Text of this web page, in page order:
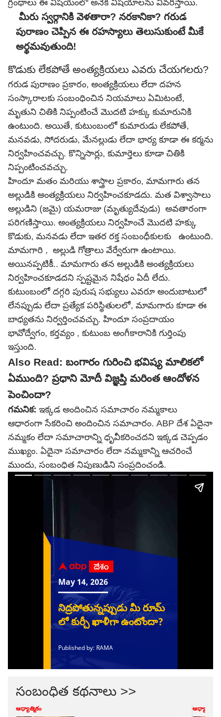
గ్రంథాలు ఈ విషయంలో అనేక విషయాలను వివరిస్తాయి.
మీరు స్వర్గానికి వెళతారా? నరకానికా? గరుడ
పురాణం చెప్పిన ఈ రహస్యాలు తెలుసుకుంటే మీకే
అర్థమవుతుంది!
కొడుకు లేకపోతే అంత్యక్రియలు ఎవరు చేయగలరు?
గరుడ పురాణం ప్రకారం, అంత్యక్రియలు లేదా దహన
సంస్కారాలకు సంబంధించిన నియమాలు ఏమిటంటే,
మృతుని చితికి నిప్పంటించే మొదటి హక్కు కుమారునికి
ఉంటుంది. అయితే, కుటుంబంలో కుమారుడు లేకపోతే,
మనవడు, సోదరుడు, మేనల్లుడు లేదా భార్య కూడా ఈ కర్మను
నిర్వహించవచ్చు. కొన్నిసార్లు, కుమార్తెలు కూడా చితికి
నిప్పంటించవచ్చు.
హిందూ మతం మరియు శాస్త్రాల ప్రకారం, మామగారు తన
అల్లుడికి అంత్యక్రియలు నిర్వహించకూడదు. మత విశ్వాసాలు
అల్లుడిని (జమై) యమరాజు (మృత్యుదేవుడు) అవతారంగా
పరిగణిస్తాయి. అంత్యక్రియలు నిర్వహించే మొదటి హక్కు
కొడుకు, మనవడు లేదా ఇతర రక్త సంబంధీకులకు ఉంటుంది.
మామగారి , అల్లుడి గోత్రాలు వేర్వేరుగా ఉంటాయి.
అయినప్పటికీ.. మామగారు తన అల్లుడికి అంత్యక్రియలు
నిర్వహించకూడదని స్పష్టమైన నిషేధం ఏదీ లేదు.
కుటుంబంలో దగ్గరి పురుష సభ్యులు ఎవరూ అందుబాటులో
లేనప్పుడు లేదా ప్రత్యేక పరిస్థితులలో, మామగారు కూడా ఈ
బాధ్యతను నిర్వర్తించవచ్చు. హిందూ సంప్రదాయం
భావోద్వేగం, కర్తవ్యం , కుటుంబ అంగీకారానికి గుర్తింపు
ఇస్తుంది.
Also Read: బంగారం గురించి భవిష్య మాలికలో
ఏముంది? ప్రధాని మోదీ విజ్ఞప్తి మరింత ఆందోళన
పెంచిందా?
గమనిక: ఇక్కడ అందించిన సమాచారం నమ్మకాలు
ఆధారంగా సేకరించి అందించిన సమాచారం. ABP దేశ ఏదైనా
నమ్మకం లేదా సమాచారాన్ని ధృవీకరించదని ఇక్కడ చెప్పడం
ముఖ్యం. ఏదైనా సమాచారం లేదా నమ్మకాన్ని ఆచరించే
ముందు, సంబంధిత నిపుణుడిని సంప్రదించండి.
సంబంధిత కథనాలు >>
ఆధ్యాత్మికం ఆధ్యాత్మికం